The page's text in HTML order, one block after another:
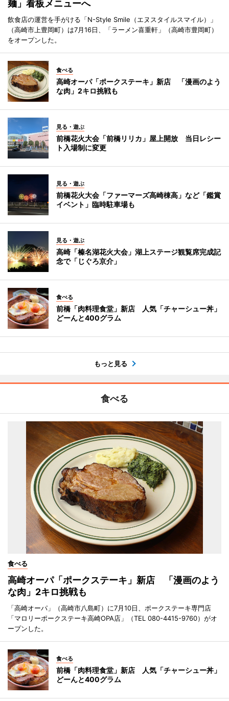
麺」看板メニューへ
飲食店の運営を手がける「N-Style Smile（エヌスタイルスマイル）」
（高崎市上豊岡町）は7月16日、「ラーメン喜重軒」（高崎市豊岡町）
をオープンした。
食べる
高崎オーパ「ポークステーキ」新店 「漫画のよう
な肉」2キロ挑戦も
見る・遊ぶ
前橋花火大会「前橋リリカ」屋上開放 当日レシー
ト入場制に変更
見る・遊ぶ
前橋花火大会「ファーマーズ高崎棟高」など「鑑賞
イベント」臨時駐車場も
見る・遊ぶ
高崎「榛名湖花火大会」湖上ステージ観覧席完成記
念で「じぐろ京介」
食べる
前橋「肉料理食堂」新店 人気「チャーシュー丼」
どーんと400グラム
もっと見る
食べる
食べる
高崎オーパ「ポークステーキ」新店 「漫画のよう
な肉」2キロ挑戦も
「高崎オーパ」（高崎市八島町）に7月10日、ポークステーキ専門店
「マロリーポークステーキ高崎OPA店」（TEL 080-4415-9760）がオ
ープンした。
食べる
前橋「肉料理食堂」新店 人気「チャーシュー丼」
どーんと400グラム